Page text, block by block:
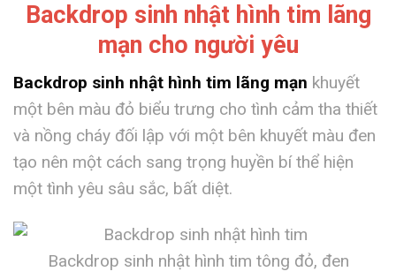
Backdrop sinh nhật hình tim lãng
mạn cho người yêu
Backdrop sinh nhật hình tim lãng mạn khuyết
một bên màu đỏ biểu trưng cho tình cảm tha thiết
và nồng cháy đối lập với một bên khuyết màu đen
tạo nên một cách sang trọng huyền bí thể hiện
một tình yêu sâu sắc, bất diệt.
Backdrop sinh nhật hình tim tông đỏ, đen